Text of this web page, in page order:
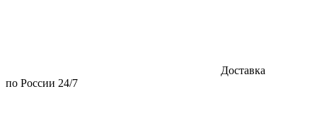
Доставка
по России 24/7